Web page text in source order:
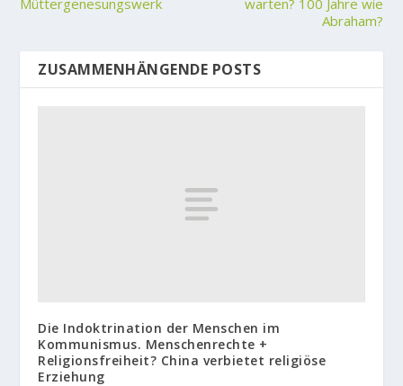
Müttergenesungswerk
warten? 100 Jahre wie
Abraham?
ZUSAMMENHÄNGENDE POSTS
Die Indoktrination der Menschen im
Kommunismus. Menschenrechte +
Religionsfreiheit? China verbietet religiöse
Erziehung